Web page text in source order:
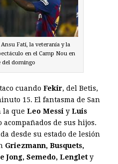
Fati, la veteranía y la
en el Camp Nou en
del domingo
cuando Fekir, del Betis,
15. El fantasma de San
la que Leo Messi y Luis
acompañados de sus hijos.
desde su estado de lesión
Griezmann, Busquets,
Jong, Semedo, Lenglet y